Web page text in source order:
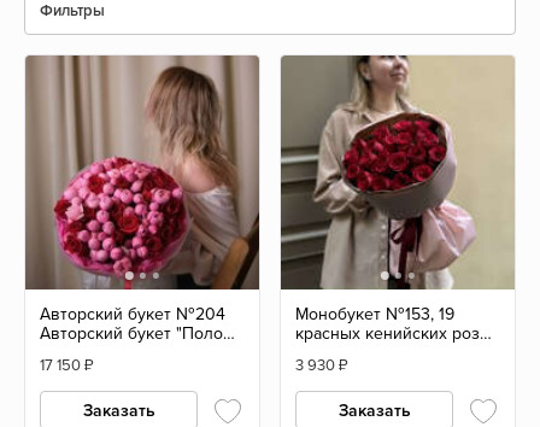
Фильтры
Авторский букет №204
Авторский букет "Полон
17 150₽
Заказать
Монобукет №153, 19
красных кенийских роз
3 930₽
Заказать